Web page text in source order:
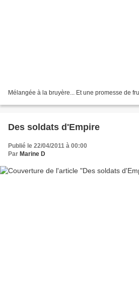
Mélangée à la bruyère... Et une promesse de
Des soldats d'Empire
Publié le 22/04/2011 à 00:00
Par Marine D